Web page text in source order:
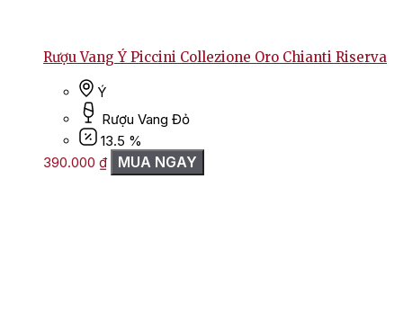
Rượu Vang Ý Piccini Collezione Oro Chianti Riserva
Ý
Rượu Vang Đỏ
13.5 %
390.000 ₫ MUA NGAY